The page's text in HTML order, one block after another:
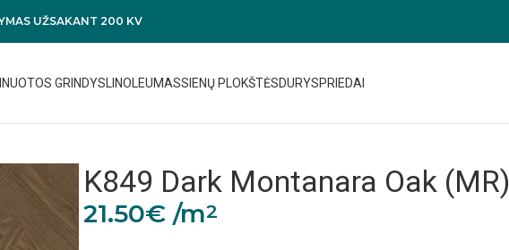
UŽSAKANT 200 KV
GRINDYS LINOLEUMASSIENŲ PLOKŠTĖSDURYSPRIEDAI
K849 Dark Montanara Oak (MR)
21.50€ /m2